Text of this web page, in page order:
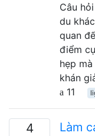
Câu
du
quan
điểm
hẹp
khán
11
4
Làm